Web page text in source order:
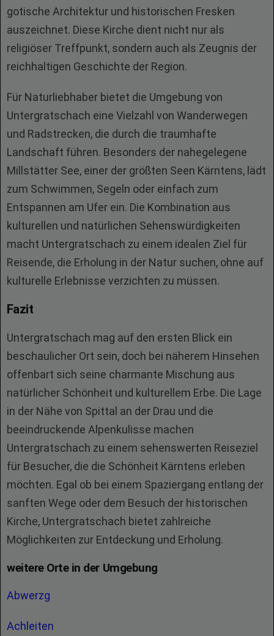
gotische Architektur und historischen Fresken
auszeichnet. Diese Kirche dient nicht nur als
religiöser Treffpunkt, sondern auch als Zeugnis der
reichhaltigen Geschichte der Region.
Für Naturliebhaber bietet die Umgebung von
Untergratschach eine Vielzahl von Wanderwegen
und Radstrecken, die durch die traumhafte
Landschaft führen. Besonders der nahegelegene
Millstätter See, einer der größten Seen Kärntens, lädt
zum Schwimmen, Segeln oder einfach zum
Entspannen am Ufer ein. Die Kombination aus
kulturellen und natürlichen Sehenswürdigkeiten
macht Untergratschach zu einem idealen Ziel für
Reisende, die Erholung in der Natur suchen, ohne auf
kulturelle Erlebnisse verzichten zu müssen.
Fazit
Untergratschach mag auf den ersten Blick ein
beschaulicher Ort sein, doch bei näherem Hinsehen
offenbart sich seine charmante Mischung aus
natürlicher Schönheit und kulturellem Erbe. Die Lage
in der Nähe von Spittal an der Drau und die
beeindruckende Alpenkulisse machen
Untergratschach zu einem sehenswerten Reiseziel
für Besucher, die die Schönheit Kärntens erleben
möchten. Egal ob bei einem Spaziergang entlang der
sanften Wege oder dem Besuch der historischen
Kirche, Untergratschach bietet zahlreiche
Möglichkeiten zur Entdeckung und Erholung.
weitere Orte in der Umgebung
Abwerzg
Achleiten